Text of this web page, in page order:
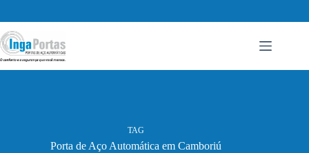
conteúdo
TAG
Porta de Aço Automática em Camboriú